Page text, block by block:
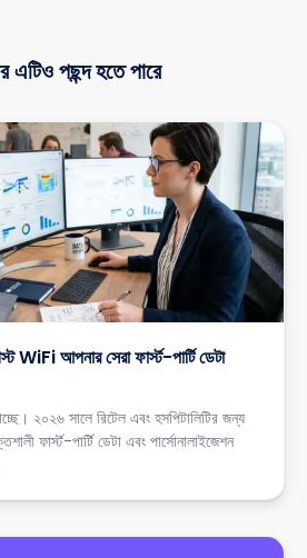
এটিও পছন্দ হতে পারে
WiFi আপনার সেরা ফার্স্ট-পার্টি ডেটা
২০২৬ সালে রিটেল এবং হসপিটালিটির জন্য
ফার্স্ট-পার্টি ডেটা এবং পার্সোনালাইজেশন